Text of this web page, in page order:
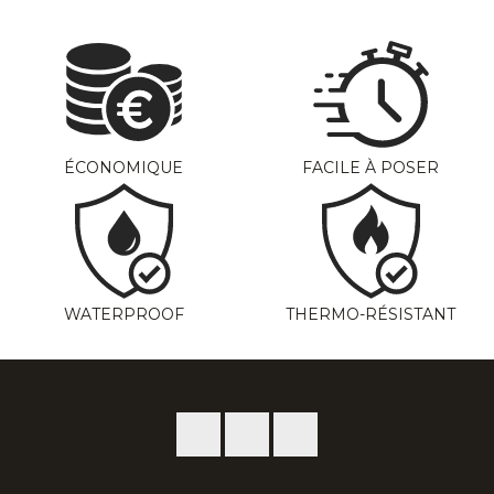
ÉCONOMIQUE FACILE À POSER
WATERPROOF THERMO-RÉSISTANT